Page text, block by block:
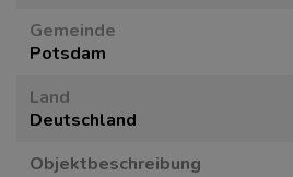
Gemeinde
Potsdam
Land
Deutschland
Objektbeschreibung